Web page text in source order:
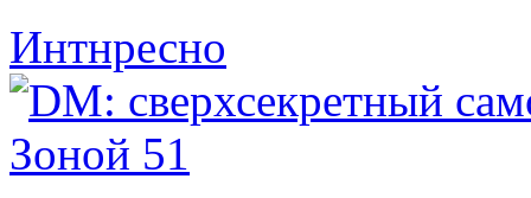
Интнресно